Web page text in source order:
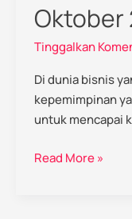
Oktober
Tinggalkan
Di dunia bisnis
kepemimpinan
untuk mencapai
Read More »